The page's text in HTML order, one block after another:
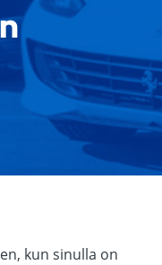
kun sinulla on